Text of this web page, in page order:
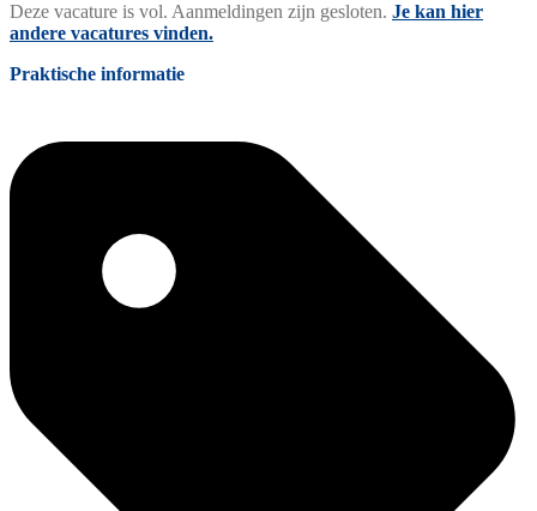
Deze vacature is vol. Aanmeldingen zijn gesloten. Je kan hier
andere vacatures vinden.
Praktische informatie